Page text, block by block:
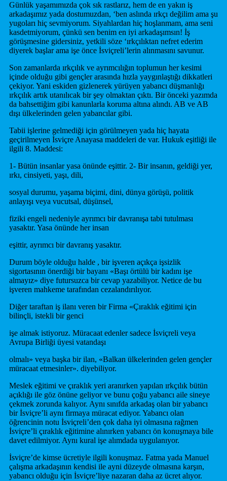
Günlük yaşamımızda çok sık rastlarız, hem de en yakın iş
arkadaşımız yada dostumuzdan, ‘ben aslında ırkçı değilim ama şu
yugoları hiç sevmiyorum. Siyahlardan hiç hoşlanmam, ama seni
kasdetmiyorum, çünkü sen benim en iyi arkadaşımsın! İş
görüşmesine gidersiniz, yetkili söze ‘ırkçılıktan nefret ederim
diyerek başlar ama işe önce İsviçreli’lerin alınmasını savunur.
Son zamanlarda ırkçılık ve ayrımcılığın toplumun her kesimi
içinde olduğu gibi gençler arasında hızla yaygınlaştığı dikkatleri
çekiyor. Yani eskiden gizlenerek yürüyen yabancı düşmanlığı
ırkçılık artık utanılıcak bir şey olmaktan çıktı. Bir önceki yazımda
da bahsettiğim gibi kanunlarla koruma altına alındı. AB ve AB
dışı ülkelerinden gelen yabancılar gibi.
Tabii işlerine gelmediği için görülmeyen yada hiç hayata
geçirilmeyen İsviçre Anayasa maddeleri de var. Hukuk eşitliği ile
ilgili 8. Maddesi:
1- Bütün insanlar yasa önünde eşittir. 2- Bir insanın, geldiği yer,
ırkı, cinsiyeti, yaşı, dili,
sosyal durumu, yaşama biçimi, dini, dünya görüşü, politik
anlayışı veya vucutsal, düşünsel,
fiziki engeli nedeniyle ayrımcı bir davranışa tabi tutulması
yasaktır. Yasa önünde her insan
eşittir, ayrımcı bir davranış yasaktır.
Durum böyle olduğu halde , bir işveren açıkça işsizlik
sigortasının önerdiği bir bayanı «Başı örtülü bir kadını işe
almayız» diye futursuzca bir cevap yazabiliyor. Netice de bu
işveren mahkeme tarafından cezalandırılıyor.
Diğer taraftan iş ilanı veren bir Firma «Çıraklık eğitimi için
bilinçli, istekli bir genci
işe almak istiyoruz. Müracaat edenler sadece İsviçreli veya
Avrupa Birliği üyesi vatandaşı
olmalı» veya başka bir ilan, «Balkan ülkelerinden gelen gençler
müracaat etmesinler». diyebiliyor.
Meslek eğitimi ve çıraklık yeri aranırken yapılan ırkçılık bütün
açıklığı ile göz önüne geliyor ve bunu çoğu yabancı aile sineye
çekmek zorunda kalıyor. Aynı sınıfda arkadaş olan bir yabancı
bir İsviçre’li aynı firmaya müracat ediyor. Yabancı olan
öğrencinin notu İsviçreli’den çok daha iyi olmasına rağmen
İsviçre’li çıraklık eğitimine alınırken yabancı ön konuşmaya bile
davet edilmiyor. Aynı kural işe alımdada uygulanıyor.
İsviçre’de kimse ücretiyle ilgili konuşmaz. Fatma yada Manuel
çalışma arkadaşının kendisi ile ayni düzeyde olmasına karşın,
yabancı olduğu için İsviçre’liye nazaran daha az ücret alıyor.